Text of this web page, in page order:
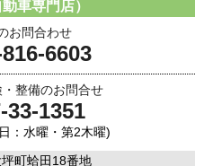
車専門店）
お問合わせ
6603
整備のお問合せ
33-1351
：水曜・第2木曜)
町蛤田18番地